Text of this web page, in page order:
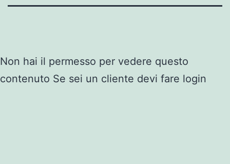
Non hai il permesso per vedere questo
contenuto Se sei un cliente devi fare login